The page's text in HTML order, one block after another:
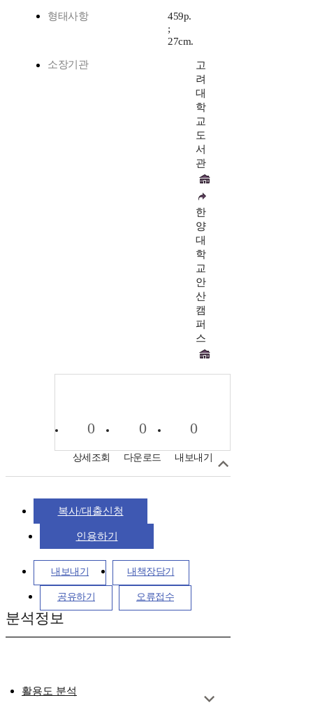
형태사항
459p.
;
27cm.
소장기관
고
려
대
학
교
도
서
관
한
양
대
학
교
안
산
캠
퍼
스
0
상세조회
0
다운로드
0
내보내기
복사/대출신청
인용하기
내보내기 내책장담기
공유하기 오류접수
분석정보
활용도 분석